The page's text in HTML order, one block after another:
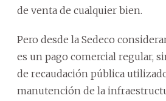
de venta de cualquier bien.
Pero desde la Sedeco
es un pago comercial regular,
de recaudación pública
manutención de la